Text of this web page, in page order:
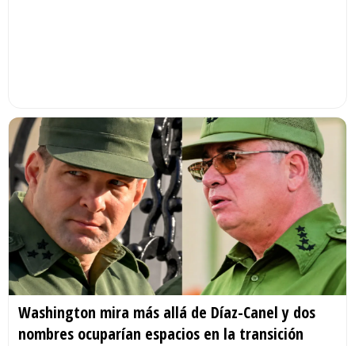
Washington mira más allá de Díaz-Canel y dos
nombres ocuparían espacios en la transición